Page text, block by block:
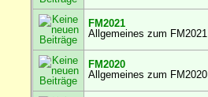
FM2021
Allgemeines zum FM2021
FM2020
Allgemeines zum FM2020